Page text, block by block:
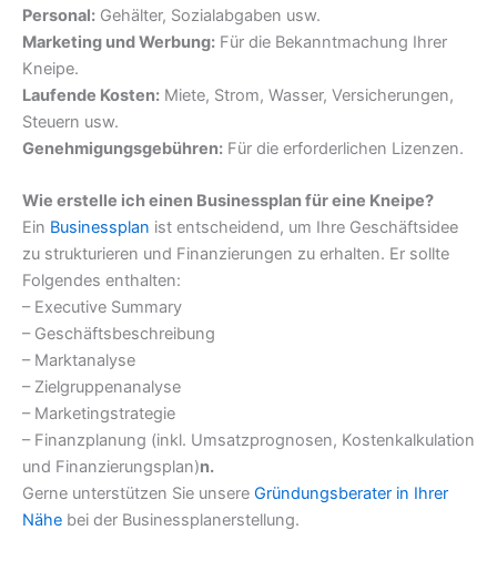
Personal: Gehälter, Sozialabgaben usw.
Marketing und Werbung: Für die Bekanntmachung Ihrer
Kneipe.
Laufende Kosten: Miete, Strom, Wasser, Versicherungen,
Steuern usw.
Genehmigungsgebühren: Für die erforderlichen Lizenzen.
Wie erstelle ich einen Businessplan für eine Kneipe?
Ein Businessplan ist entscheidend, um Ihre Geschäftsidee
zu strukturieren und Finanzierungen zu erhalten. Er sollte
Folgendes enthalten:
– Executive Summary
– Geschäftsbeschreibung
– Marktanalyse
– Zielgruppenanalyse
– Marketingstrategie
– Finanzplanung (inkl. Umsatzprognosen, Kostenkalkulation
und Finanzierungsplan)n.
Gerne unterstützen Sie unsere Gründungsberater in Ihrer
Nähe bei der Businessplanerstellung.